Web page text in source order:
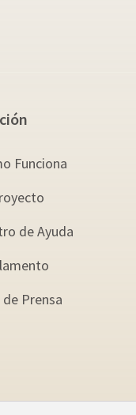
Funciona
de Ayuda
de Prensa